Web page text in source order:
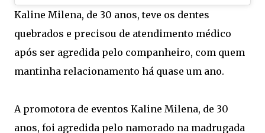
Kaline Milena, de 30 anos, teve os dentes
quebrados e precisou de atendimento médico
após ser agredida pelo companheiro, com quem
mantinha relacionamento há quase um ano.
A promotora de eventos Kaline Milena, de 30
anos, foi agredida pelo namorado na madrugada